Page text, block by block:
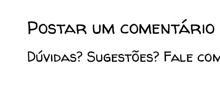
Postar um comentário
Dúvidas? Sugestões? Fale